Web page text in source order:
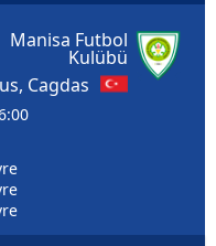
Manisa Futbol
Kulübü
Cagdas